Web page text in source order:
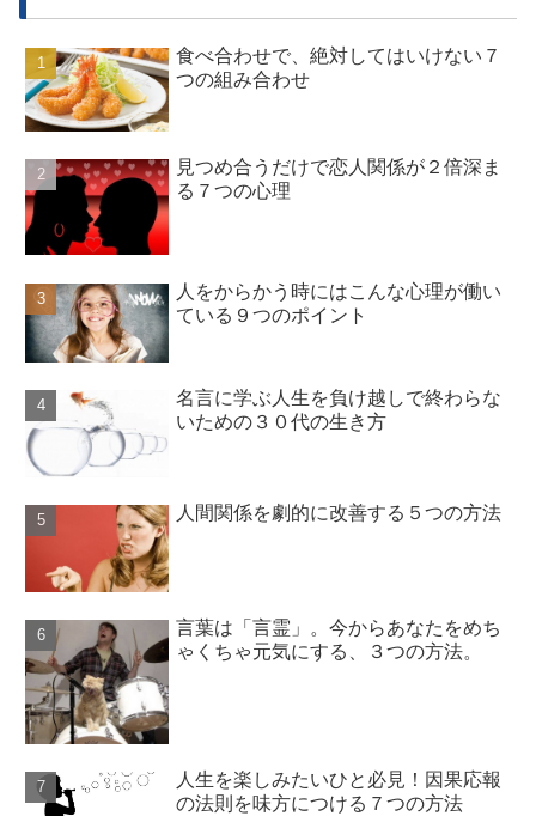
食べ合わせで、絶対してはいけない７
つの組み合わせ
見つめ合うだけで恋人関係が２倍深ま
る７つの心理
人をからかう時にはこんな心理が働い
ている９つのポイント
名言に学ぶ人生を負け越しで終わらな
いための３０代の生き方
人間関係を劇的に改善する５つの方法
言葉は「言霊」。今からあなたをめち
ゃくちゃ元気にする、３つの方法。
人生を楽しみたいひと必見！因果応報
の法則を味方につける７つの方法